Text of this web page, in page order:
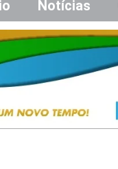
Notícias